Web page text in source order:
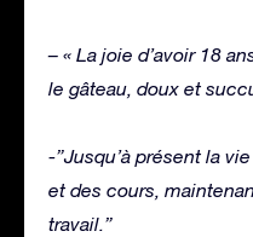
– « La joie d’avoir 18
le gâteau, doux et
-”Jusqu’à présent la
et des cours,
travail.”